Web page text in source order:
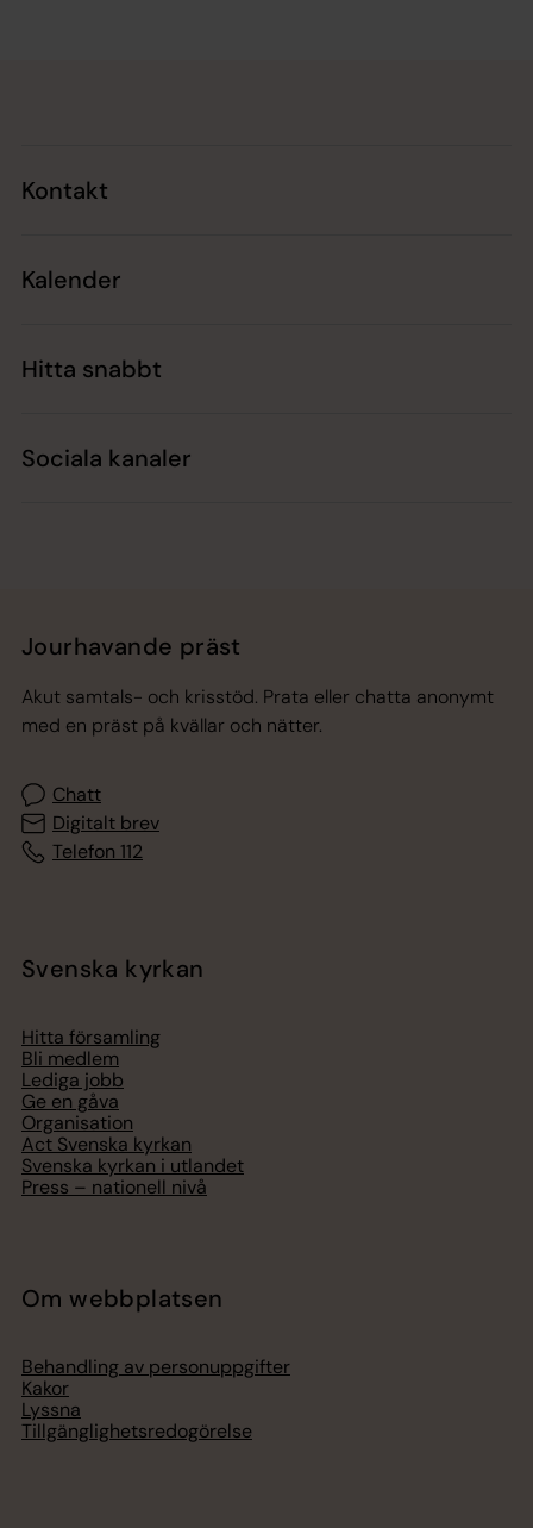
Kontakt
Kalender
Hitta snabbt
Sociala kanaler
Jourhavande präst
Akut samtals- och krisstöd. Prata eller chatta anonymt
med en präst på kvällar och nätter.
Chatt
Digitalt brev
Telefon 112
Svenska kyrkan
Hitta församling
Bli medlem
Lediga jobb
Ge en gåva
Organisation
Act Svenska kyrkan
Svenska kyrkan i utlandet
Press – nationell nivå
Om webbplatsen
Behandling av personuppgifter
Kakor
Lyssna
Tillgänglighetsredogörelse